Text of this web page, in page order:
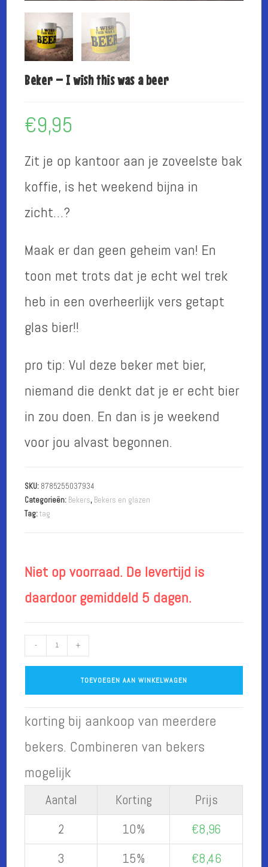
Beker – I wish this was a beer
€9,95
Zit je op kantoor aan je zoveelste bak
koffie, is het weekend bijna in
zicht…?
Maak er dan geen geheim van! En
toon met trots dat je echt wel trek
heb in een overheerlijk vers getapt
glas bier!!
pro tip: Vul deze beker met bier,
niemand die denkt dat je er echt bier
in zou doen. En dan is je weekend
voor jou alvast begonnen.
SKU: 8785255037934
Categorieën: Bekers, Bekers en glazen
Tag:tag
Niet op voorraad. De levertijd is
daardoor gemiddeld 5 dagen.
-
was
beer
- +
TOEVOEGEN AAN WINKELWAGEN
korting bij aankoop van meerdere
bekers. Combineren van bekers
mogelijk
Aantal Korting
Prijs
2
10% €8,96
3
15% €8,46